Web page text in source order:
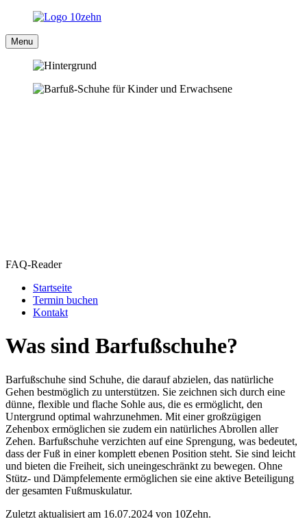
Menu
FAQ-Reader
Startseite
Termin buchen
Kontakt
Was sind Barfußschuhe?
Barfußschuhe sind Schuhe, die darauf abzielen, das natürliche
Gehen bestmöglich zu unterstützen. Sie zeichnen sich durch eine
dünne, flexible und flache Sohle aus, die es ermöglicht, den
Untergrund optimal wahrzunehmen. Mit einer großzügigen
Zehenbox ermöglichen sie zudem ein natürliches Abrollen aller
Zehen. Barfußschuhe verzichten auf eine Sprengung, was bedeutet,
dass der Fuß in einer komplett ebenen Position steht. Sie sind leicht
und bieten die Freiheit, sich uneingeschränkt zu bewegen. Ohne
Stütz- und Dämpfelemente ermöglichen sie eine aktive Beteiligung
der gesamten Fußmuskulatur.
Zuletzt aktualisiert am 16.07.2024 von 10Zehn.